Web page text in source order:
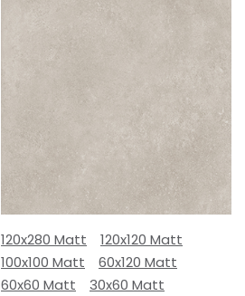
120x280 Matt
120x120 Matt
100x100 Matt
60x120 Matt
60x60 Matt
30x60 Matt